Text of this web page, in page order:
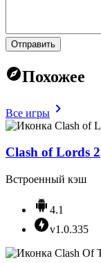
Отправить
Похожее
Все игры
Clash of Lords 2
Встроенный кэш
4.1
v1.0.335